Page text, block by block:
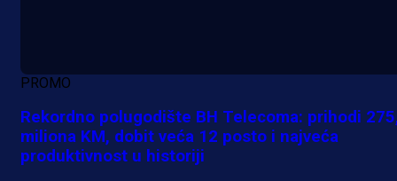
PROMO
Rekordno polugodište BH Telecoma: prihodi
miliona KM, dobit veća 12 posto i najveća
produktivnost u historiji